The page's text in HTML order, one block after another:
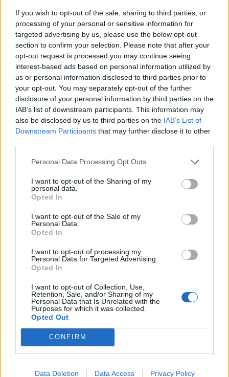
If you wish to opt-out of the sale, sharing to third parties, or
processing of your personal or sensitive information for
targeted advertising by us, please use the below opt-out
section to confirm your selection. Please note that after your
opt-out request is processed you may continue seeing
interest-based ads based on personal information utilized by
us or personal information disclosed to third parties prior to
your opt-out. You may separately opt-out of the further
disclosure of your personal information by third parties on the
IAB’s list of downstream participants. This information may
also be disclosed by us to third parties on the IAB’s List of
Downstream Participants that may further disclose it to other
Personal Data Processing Opt Outs
I want to opt-out of the Sharing of my
personal data.
Opted In
I want to opt-out of the Sale of my
Personal Data.
Opted In
I want to opt-out of processing my
Personal Data for Targeted Advertising.
Opted In
I want to opt-out of Collection, Use,
Retention, Sale, and/or Sharing of my
Personal Data that Is Unrelated with the
Purposes for which it was collected.
Opted Out
CONFIRM
Data Deletion Data Access Privacy Policy
savaites
pagrobimą ir platinimą –
lygtinis laisvės atėmimas
Kriminalai
„Fūristas“ į judrią
sankryžą įlėkė „ant
puspriekabės ratai pakilo
(7)
Kriminalai
Niekšui panižo rankos:
sumušė sugyventinę, o
dukrą (2)
Kriminalai
medaus: kurorte vėl
ištuštino žaidimų
automatus (1)
byloje į laisvę paleistas
vienas įtariamųjų(3)